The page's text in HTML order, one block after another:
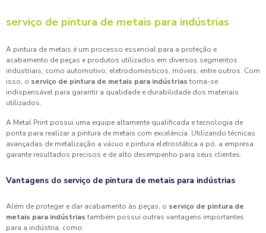
serviço de pintura de metais para indústrias
A pintura de metais é um processo essencial para a proteção e
acabamento de peças e produtos utilizados em diversos segmentos
industriais, como automotivo, eletrodomésticos, móveis, entre outros. Com
isso, o serviço de pintura de metais para indústrias torna-se
indispensável para garantir a qualidade e durabilidade dos materiais
utilizados.
A Metal Print possui uma equipe altamente qualificada e tecnologia de
ponta para realizar a pintura de metais com excelência. Utilizando técnicas
avançadas de metalização a vácuo e pintura eletrostática a pó, a empresa
garante resultados precisos e de alto desempenho para seus clientes.
Vantagens do serviço de pintura de metais para indústrias
Além de proteger e dar acabamento às peças, o serviço de pintura de
metais para indústrias também possui outras vantagens importantes
para a indústria, como: